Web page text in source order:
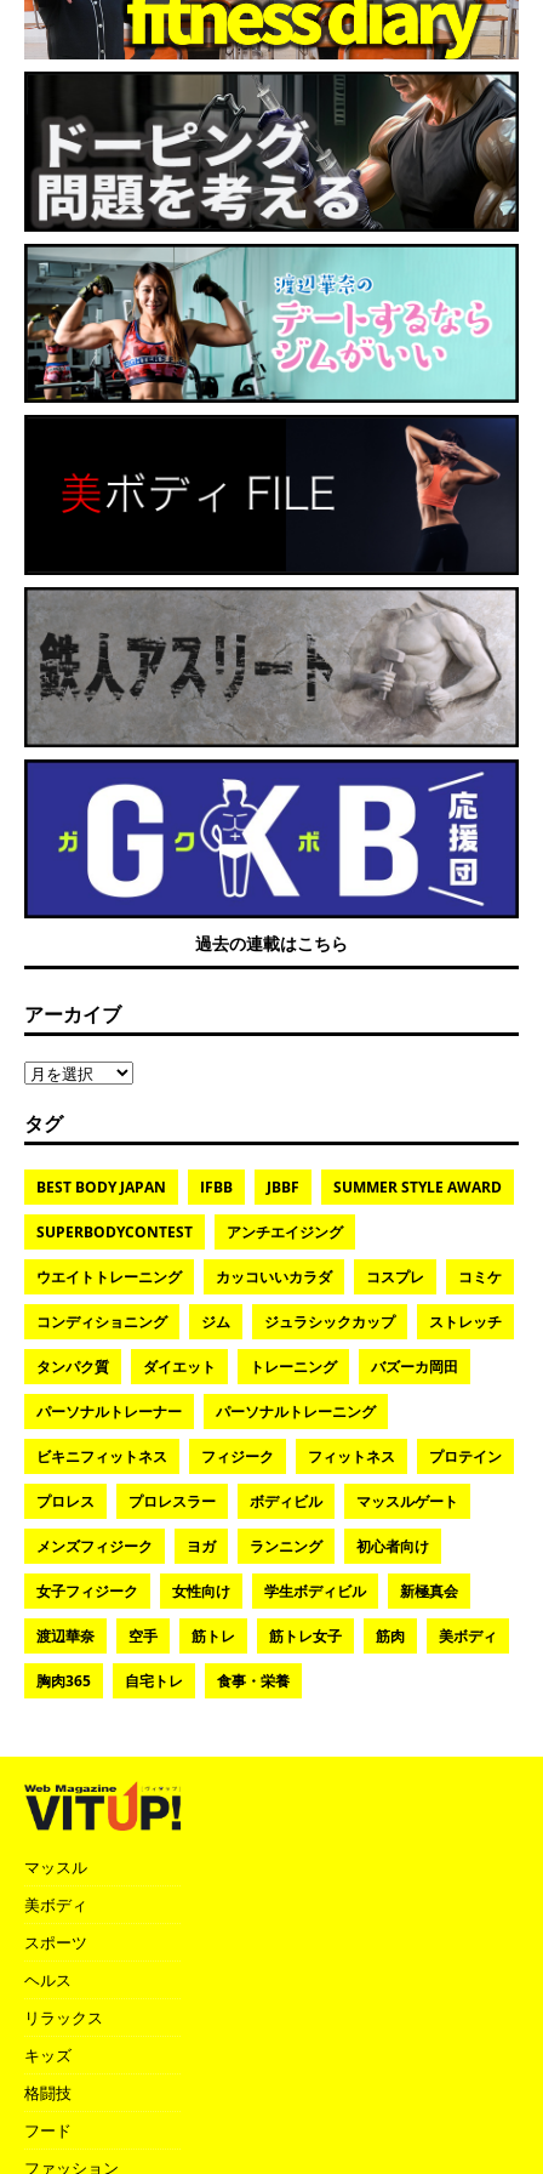
過去の連載はこちら
アーカイブ
タグ
BEST BODY JAPAN IFBB JBBF SUMMER STYLE AWARD
SUPERBODYCONTEST アンチエイジング
ウエイトトレーニング カッコいいカラダ コスプレ コミケ
コンディショニング ジム ジュラシックカップ ストレッチ
タンパク質 ダイエット トレーニング バズーカ岡田
パーソナルトレーナー パーソナルトレーニング
ビキニフィットネス フィジーク フィットネス プロテイン
プロレス プロレスラー ボディビル マッスルゲート
メンズフィジーク ヨガ ランニング 初心者向け
女子フィジーク 女性向け 学生ボディビル 新極真会
渡辺華奈 空手 筋トレ 筋トレ女子 筋肉 美ボディ
胸肉365 自宅トレ 食事・栄養
マッスル
美ボディ
スポーツ
ヘルス
リラックス
キッズ
格闘技
フード
ファッション